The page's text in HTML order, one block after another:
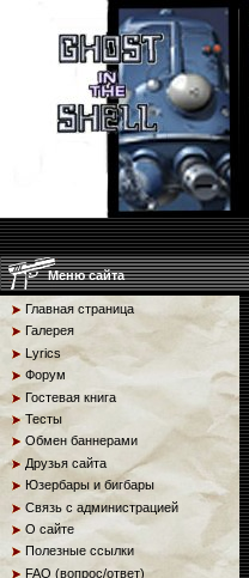
Меню сайта
Главная страница
Галерея
Lyrics
Форум
Гостевая книга
Тесты
Обмен баннерами
Друзья сайта
Юзербары и бигбары
Связь с администрацией
О сайте
Полезные ссылки
FAQ (вопрос/ответ)